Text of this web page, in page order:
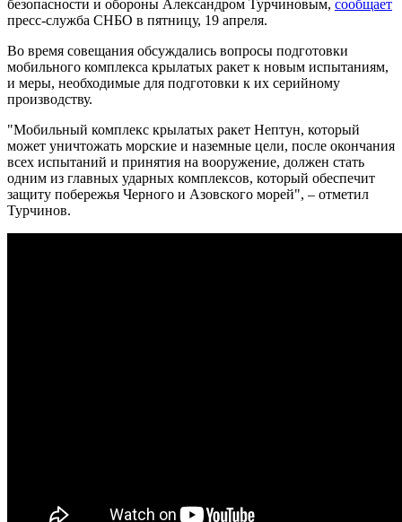
безопасности и обороны Александром Турчиновым, сообщает
пресс-служба СНБО в пятницу, 19 апреля.
Во время совещания обсуждались вопросы подготовки
мобильного комплекса крылатых ракет к новым испытаниям,
и меры, необходимые для подготовки к их серийному
производству.
"Мобильный комплекс крылатых ракет Нептун, который
может уничтожать морские и наземные цели, после окончания
всех испытаний и принятия на вооружение, должен стать
одним из главных ударных комплексов, который обеспечит
защиту побережья Черного и Азовского морей", – отметил
Турчинов.